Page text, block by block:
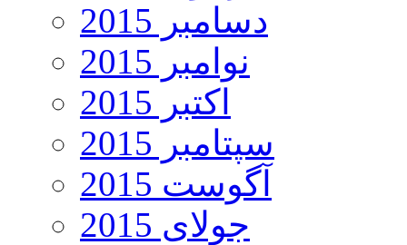
دسامبر 2015
نوامبر 2015
اکتبر 2015
سپتامبر 2015
آگوست 2015
جولای 2015